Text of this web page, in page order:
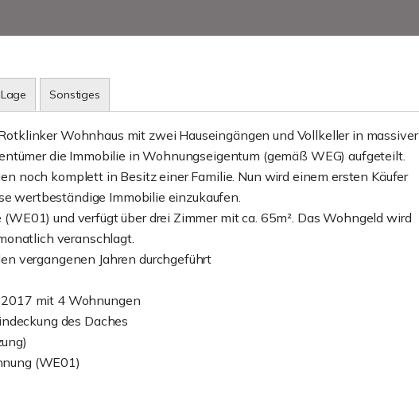
Lage Sonstiges
Wohnhaus mit zwei Hauseingängen und Vollkeller in massiver
die Immobilie in Wohnungseigentum (gemäß WEG) aufgeteilt.
noch komplett in Besitz einer Familie. Nun wird einem ersten Käufer
wertbeständige Immobilie einzukaufen.
und verfügt über drei Zimmer mit ca. 65m². Das Wohngeld wird
veranschlagt.
vergangenen Jahren durchgeführt
mit 4 Wohnungen
des Daches
(WE01)